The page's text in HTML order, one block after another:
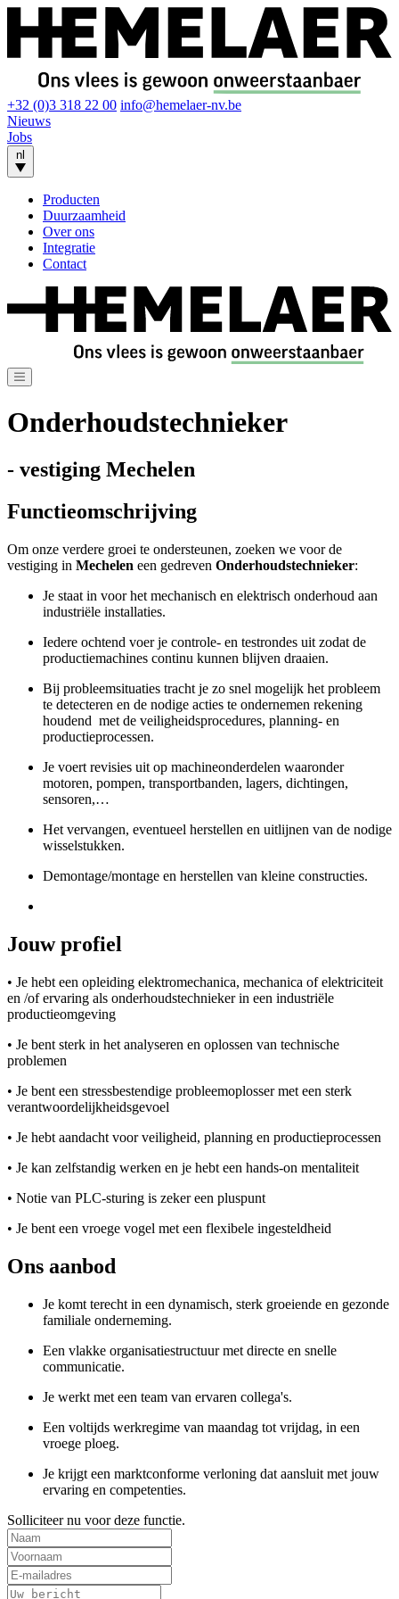
+32 (0)3 318 22 00 info@hemelaer-nv.be
Nieuws
Jobs
nl
Producten
Duurzaamheid
Over ons
Integratie
Contact
Onderhoudstechnieker
- vestiging Mechelen
Functieomschrijving
Om onze verdere groei te ondersteunen, zoeken we voor de
vestiging in Mechelen een gedreven Onderhoudstechnieker:
Je staat in voor het mechanisch en elektrisch onderhoud aan
industriële installaties.
Iedere ochtend voer je controle- en testrondes uit zodat de
productiemachines continu kunnen blijven draaien.
Bij probleemsituaties tracht je zo snel mogelijk het probleem
te detecteren en de nodige acties te ondernemen rekening
houdend met de veiligheidsprocedures, planning- en
productieprocessen.
Je voert revisies uit op machineonderdelen waaronder
motoren, pompen, transportbanden, lagers, dichtingen,
sensoren,…
Het vervangen, eventueel herstellen en uitlijnen van de nodige
wisselstukken.
Demontage/montage en herstellen van kleine constructies.
Jouw profiel
• Je hebt een opleiding elektromechanica, mechanica of elektriciteit
en /of ervaring als onderhoudstechnieker in een industriële
productieomgeving
• Je bent sterk in het analyseren en oplossen van technische
problemen
• Je bent een stressbestendige probleemoplosser met een sterk
verantwoordelijkheidsgevoel
• Je hebt aandacht voor veiligheid, planning en productieprocessen
• Je kan zelfstandig werken en je hebt een hands-on mentaliteit
• Notie van PLC-sturing is zeker een pluspunt
• Je bent een vroege vogel met een flexibele ingesteldheid
Ons aanbod
Je komt terecht in een dynamisch, sterk groeiende en gezonde
familiale onderneming.
Een vlakke organisatiestructuur met directe en snelle
communicatie.
Je werkt met een team van ervaren collega's.
Een voltijds werkregime van maandag tot vrijdag, in een
vroege ploeg.
Je krijgt een marktconforme verloning dat aansluit met jouw
ervaring en competenties.
Solliciteer nu voor deze functie.